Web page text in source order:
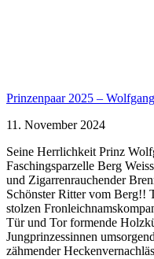
Prinzenpaar 2025 –
11. November 2024
Seine Herrlichkeit Prinz
Faschingsparzelle Berg
und Zigarrenrauchender
Schönster Ritter vom Berg!!
stolzen
Tür und Tor formende
Jungprinzessinnen
zähmender